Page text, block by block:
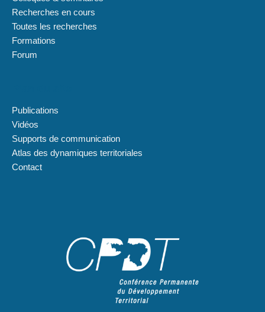
Recherches en cours
Toutes les recherches
Formations
Forum
Publications
Vidéos
Supports de communication
Atlas des dynamiques territoriales
Contact